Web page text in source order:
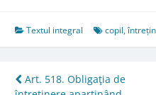
Textul integral copil,
Post
Art. 518. Obligaţia de